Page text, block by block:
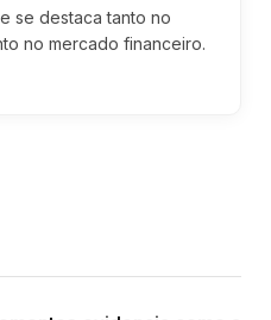
se destaca tanto no
no mercado financeiro.